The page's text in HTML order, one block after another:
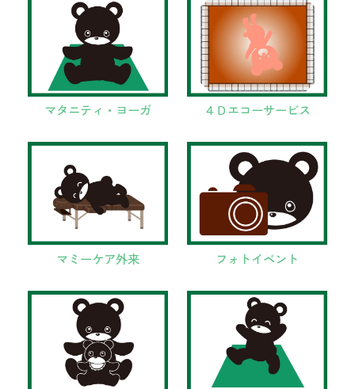
マタニティ・ヨーガ ４Ｄエコーサービス
マミーケア外来 フォトイベント